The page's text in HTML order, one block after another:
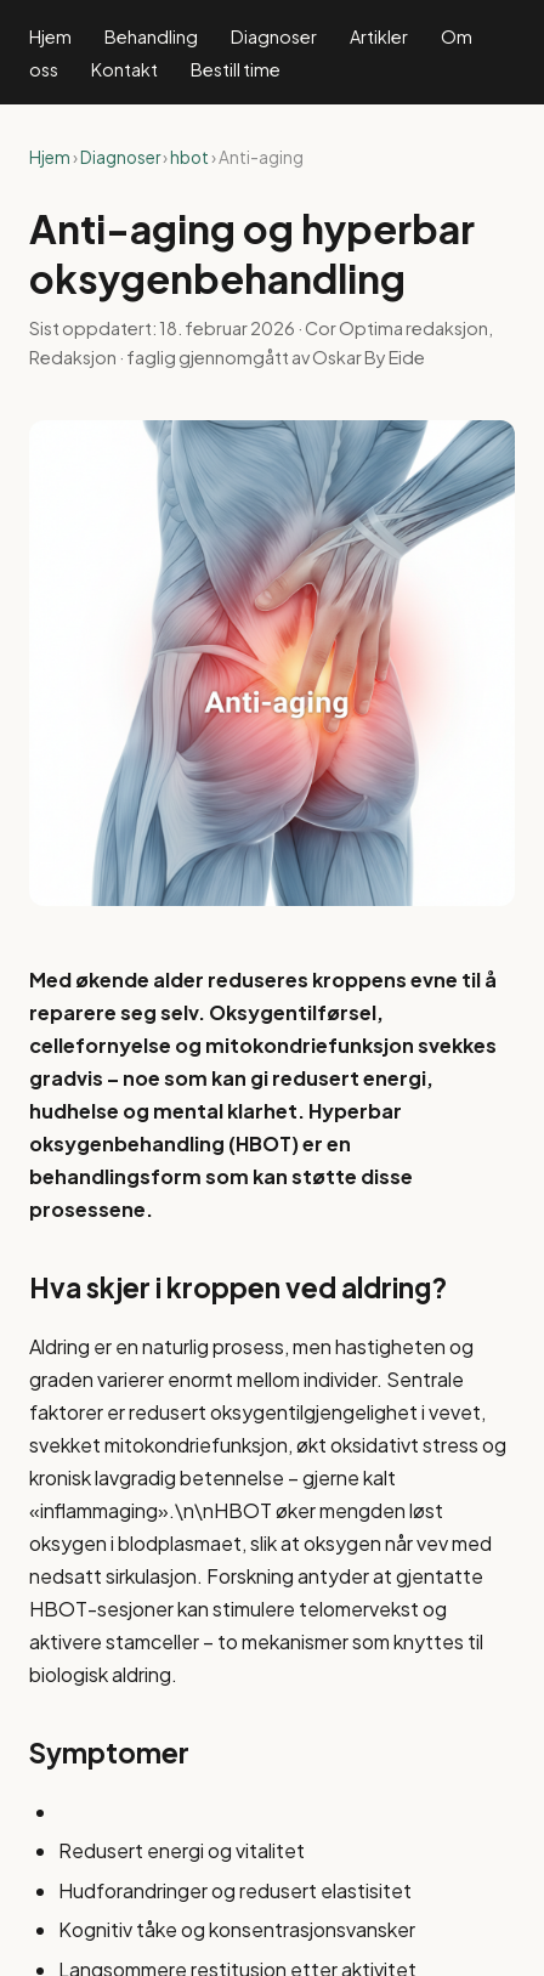
Hjem Behandling Diagnoser Artikler
Om
oss
Kontakt Bestill time
Hjem›Diagnoser›hbot› Anti-aging
Anti-aging og hyperbar
oksygenbehandling
Sist oppdatert:18. februar 2026 · Cor Optima redaksjon,
Redaksjon · faglig gjennomgått av Oskar By Eide
Med økende alder reduseres kroppens evne til å
reparere seg selv. Oksygentilførsel,
cellefornyelse og mitokondriefunksjon svekkes
gradvis – noe som kan gi redusert energi,
hudhelse og mental klarhet. Hyperbar
oksygenbehandling (HBOT) er en
behandlingsform som kan støtte disse
prosessene.
Hva skjer i kroppen ved aldring?
Aldring er en naturlig prosess, men hastigheten og
graden varierer enormt mellom individer. Sentrale
faktorer er redusert oksygentilgjengelighet i vevet,
svekket mitokondriefunksjon, økt oksidativt stress og
kronisk lavgradig betennelse – gjerne kalt
«inflammaging».\n\nHBOT øker mengden løst
oksygen i blodplasmaet, slik at oksygen når vev med
nedsatt sirkulasjon. Forskning antyder at gjentatte
HBOT-sesjoner kan stimulere telomervekst og
aktivere stamceller – to mekanismer som knyttes til
biologisk aldring.
Symptomer
Redusert energi og vitalitet
Hudforandringer og redusert elastisitet
Kognitiv tåke og konsentrasjonsvansker
Langsommere restitusjon etter aktivitet